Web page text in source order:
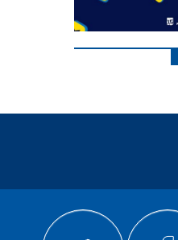
en France,...
FEUILLETER